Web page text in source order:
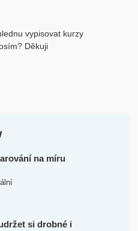
vypisovat kurzy
Děkuji
na míru
si drobné i